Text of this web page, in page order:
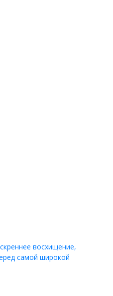
восхищение,
самой широкой